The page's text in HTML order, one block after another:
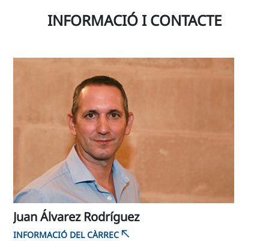
INFORMACIÓ I CONTACTE
Juan Álvarez Rodríguez
INFORMACIÓ DEL CÀRREC